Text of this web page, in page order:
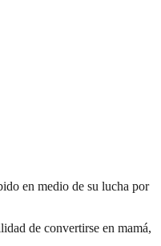
en medio de su lucha por
de convertirse en mamá,